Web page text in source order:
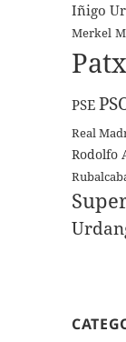
Iñigo
Merkel
PSE
Real
Rodolfo